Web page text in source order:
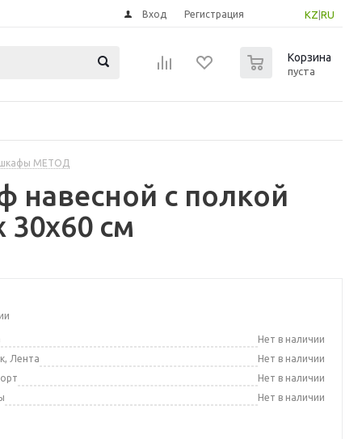
KZ RU
Вход Регистрация
Корзина
пуста
шкафы МЕТОД
навесной с полкой
см
Нет в наличии
Лента
Нет в наличии
Нет в наличии
Нет в наличии